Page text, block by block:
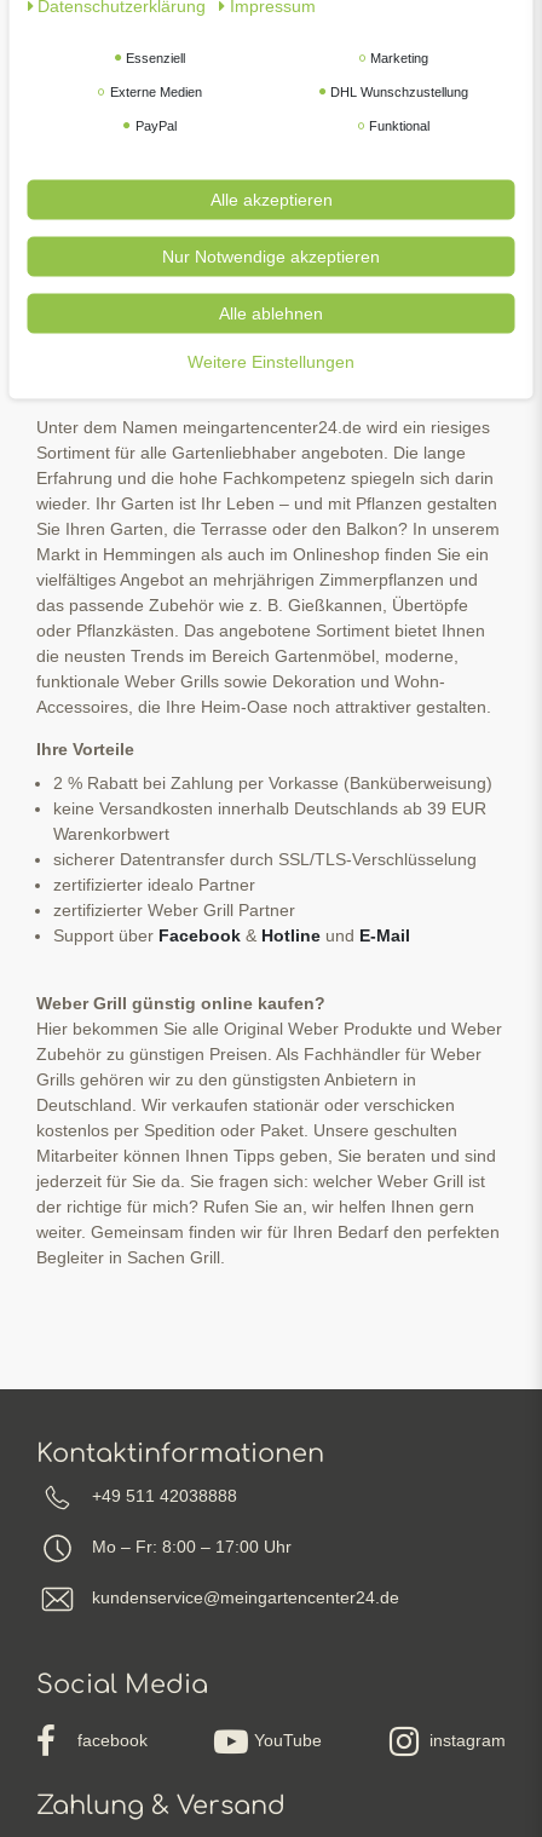
Über meingartencenter24.de
Fachgartencentern in Deutschland. Warum? Weil wir einen
uns erhalten Sie nicht nur Beratung, sondern auch
persönliche Fürsorge, dass in Ihrem Garten alles zu Ihrer
Zufriedenheit läuft. Wir haben für Sie die Preise stets im Blick
und handeln saisonal. In den Bereichen Weber Grill, Teich,
Gartengeräte, Pflanzen, Erden u. v. m. bieten wir ein breit
gefächertes Spektrum an Zubehör und Produkten an. Finden
Sie in unserer Tierwelt Kategorie qualitativ hochwertigen und
den neuesten Tierbedarf für Ihren Hund, Katze oder sonstige
Unter dem Namen meingartencenter24.de wird ein riesiges
Sortiment für alle Gartenliebhaber angeboten. Die lange
Erfahrung und die hohe Fachkompetenz spiegeln sich darin
wieder. Ihr Garten ist Ihr Leben – und mit Pflanzen gestalten
Sie Ihren Garten, die Terrasse oder den Balkon? In unserem
Markt in Hemmingen als auch im Onlineshop finden Sie ein
vielfältiges Angebot an mehrjährigen Zimmerpflanzen und
das passende Zubehör wie z. B. Gießkannen, Übertöpfe
oder Pflanzkästen. Das angebotene Sortiment bietet Ihnen
die neusten Trends im Bereich Gartenmöbel, moderne,
funktionale Weber Grills sowie Dekoration und Wohn-
Accessoires, die Ihre Heim-Oase noch attraktiver gestalten.
Ihre Vorteile
2 % Rabatt bei Zahlung per Vorkasse (Banküberweisung)
keine Versandkosten innerhalb Deutschlands ab 39 EUR
Warenkorbwert
sicherer Datentransfer durch SSL/TLS-Verschlüsselung
zertifizierter idealo Partner
zertifizierter Weber Grill Partner
Support über Facebook & Hotline und E-Mail
Weber Grill günstig online kaufen?
Hier bekommen Sie alle Original Weber Produkte und Weber
Zubehör zu günstigen Preisen. Als Fachhändler für Weber
Grills gehören wir zu den günstigsten Anbietern in
Deutschland. Wir verkaufen stationär oder verschicken
kostenlos per Spedition oder Paket. Unsere geschulten
Mitarbeiter können Ihnen Tipps geben, Sie beraten und sind
jederzeit für Sie da. Sie fragen sich: welcher Weber Grill ist
der richtige für mich? Rufen Sie an, wir helfen Ihnen gern
weiter. Gemeinsam finden wir für Ihren Bedarf den perfekten
Begleiter in Sachen Grill.
Kontaktinformationen
+49 511 42038888
Mo – Fr: 8:00 – 17:00 Uhr
kundenservice@meingartencenter24.de
Social Media
facebook YouTube instagram
Zahlung & Versand
Daten­schutz­erklärung Impressum
Essenziell Marketing
Externe Medien DHL Wunschzustellung
PayPal Funktional
Alle akzeptieren
Nur Notwendige akzeptieren
Alle ablehnen
Weitere Einstellungen